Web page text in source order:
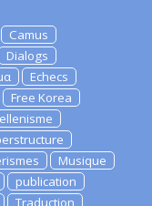
Camus
Dialogs
Echecs
Free Korea
Musique
publication